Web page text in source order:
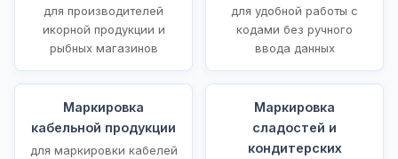
для производителей
икорной продукции и
рыбных магазинов
для удобной работы с
кодами без ручного
ввода данных
Маркировка
кабельной продукции
для маркировки кабелей
Маркировка
сладостей и
кондитерских